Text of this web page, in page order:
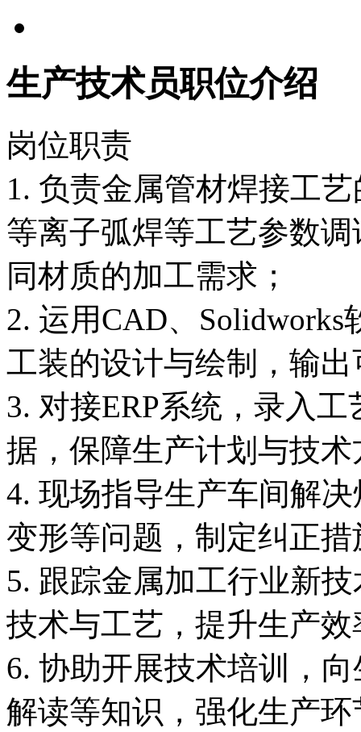
生产技术员职位介绍
岗位职责
1. 负责金属管材焊接工
等离子弧焊等工艺参数
同材质的加工需求；
2. 运用CAD、
工装的设计与绘制，输
3. 对接ERP系统，录入
据，保障生产计划与技
4. 现场指导生产车间解
变形等问题，制定纠正
5. 跟踪金属加工行业新
技术与工艺，提升生产
6. 协助开展技术培训，
解读等知识，强化生产